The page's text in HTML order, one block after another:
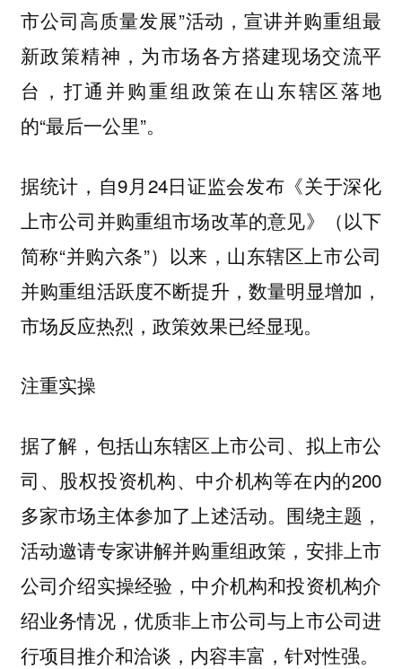
市公司高质量发展”活动，宣讲并购重组最
新政策精神，为市场各方搭建现场交流平
台，打通并购重组政策在山东辖区落地
的“最后一公里”。
据统计，自9月24日证监会发布《关于深化
上市公司并购重组市场改革的意见》（以下
简称“并购六条”）以来，山东辖区上市公司
并购重组活跃度不断提升，数量明显增加，
市场反应热烈，政策效果已经显现。
注重实操
据了解，包括山东辖区上市公司、拟上市公
司、股权投资机构、中介机构等在内的200
多家市场主体参加了上述活动。围绕主题，
活动邀请专家讲解并购重组政策，安排上市
公司介绍实操经验，中介机构和投资机构介
绍业务情况，优质非上市公司与上市公司进
行项目推介和洽谈，内容丰富，针对性强。